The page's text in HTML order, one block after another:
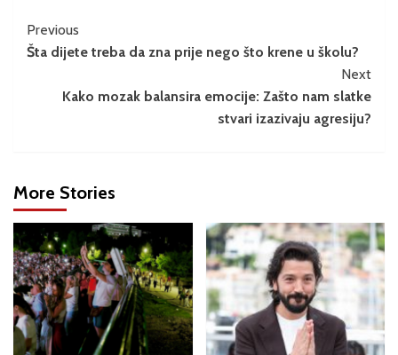
Previous
Šta dijete treba da zna prije nego što krene u školu?
Next
Kako mozak balansira emocije: Zašto nam slatke
stvari izazivaju agresiju?
More Stories